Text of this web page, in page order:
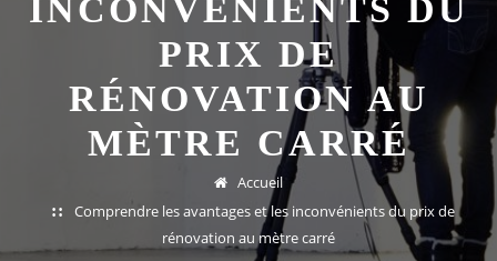
INCONVÉNIENTS DU
PRIX DE
RÉNOVATION AU
MÈTRE CARRÉ
Accueil
Comprendre les avantages et les inconvénients du prix de
rénovation au mètre carré